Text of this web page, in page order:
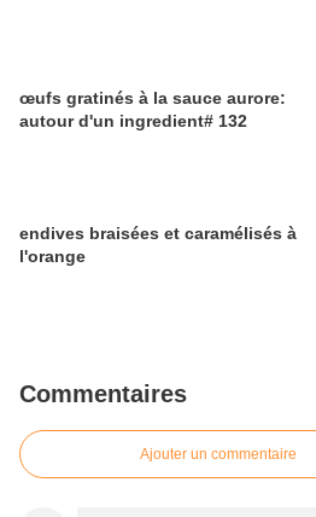
œufs gratinés à la sauce aurore:
autour d'un ingredient# 132
endives braisées et caramélisés à
l'orange
Commentaires
Ajouter un commentaire